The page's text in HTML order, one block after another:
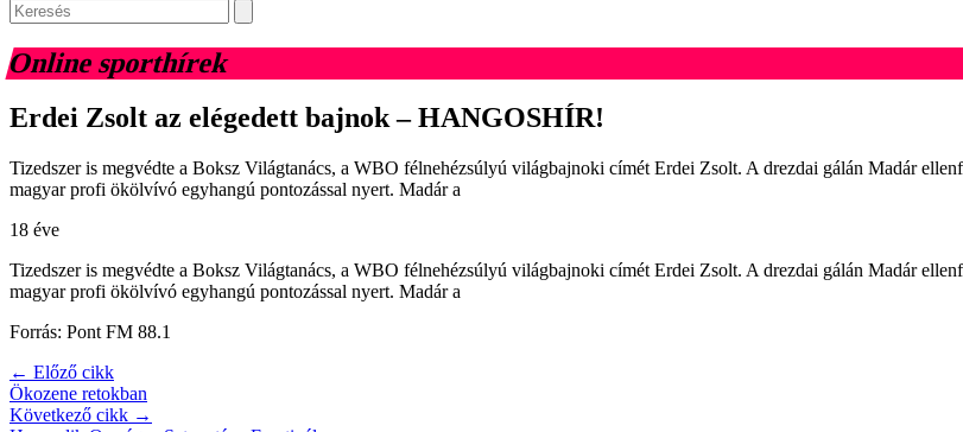
Online sporthírek
Erdei Zsolt az elégedett bajnok – HANGOSHÍR!
Tizedszer is megvédte a Boksz Világtanács, a WBO félnehézsúlyú világbajnoki címét Erdei Zsolt. A drezdai gálán Madár
magyar profi ökölvívó egyhangú pontozással nyert. Madár a
18 éve
Tizedszer is megvédte a Boksz Világtanács, a WBO félnehézsúlyú világbajnoki címét Erdei Zsolt. A drezdai gálán Madár
magyar profi ökölvívó egyhangú pontozással nyert. Madár a
Forrás: Pont FM 88.1
← Előző cikk
Ökozene retokban
Következő cikk →